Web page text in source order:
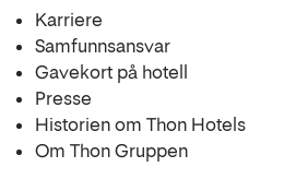
Karriere
Samfunnsansvar
Gavekort på hotell
Presse
Historien om Thon Hotels
Om Thon Gruppen